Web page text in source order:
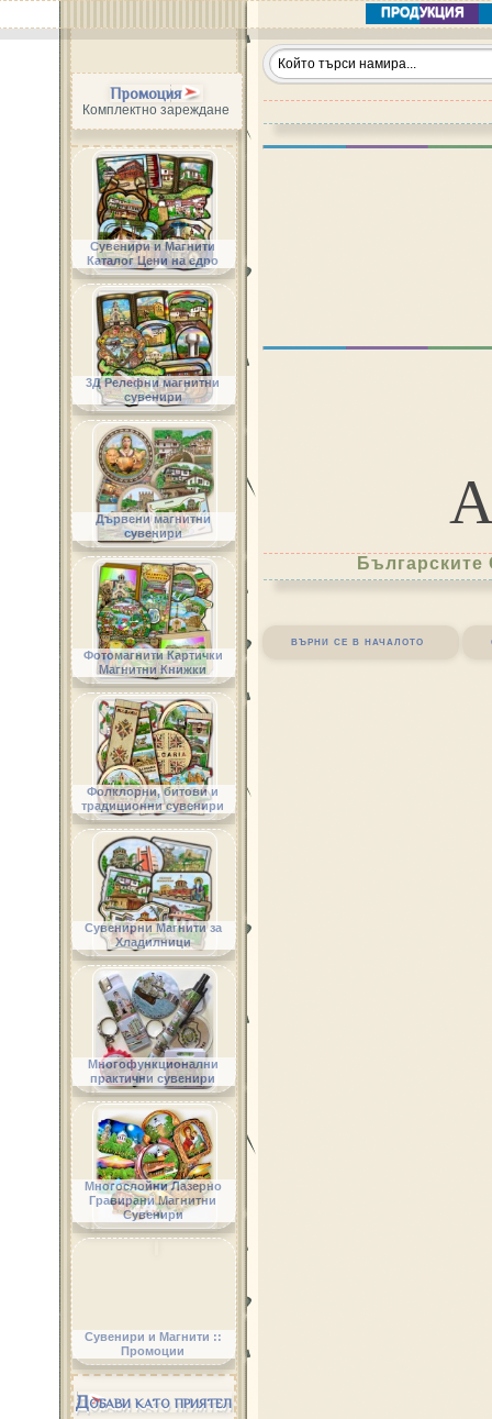
ПРОДУКЦИЯ
върни се в началото
Промоция
Комплектно зареждане
Сувенири и Магнити
Каталог Цени на едро
3Д Релефни магнитни
сувенири
Дървени магнитни
сувенири
Фотомагнити Картички
Магнитни Книжки
Фолклорни, битови и
традиционни сувенири
Сувенирни Магнити за
Хладилници
Многофункционални
практични сувенири
Многослойни Лазерно
Гравирани Магнитни
Сувенири
Сувенири и Магнити ::
Промоции
Добави като приятел